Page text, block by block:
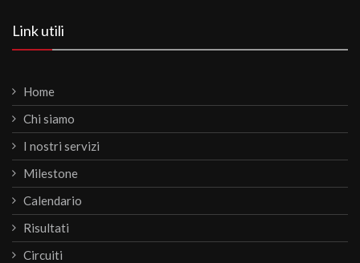
Link utili
Home
Chi siamo
I nostri servizi
Milestone
Calendario
Risultati
Circuiti